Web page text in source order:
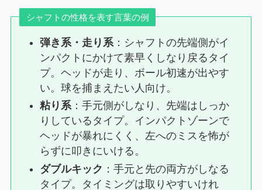
シャフトの性格を表す言葉の例
弾き系・走り系：シャフトの先端側がイ
ンパクトにかけて素早くしなり戻るタイ
プ。ヘッドが走り、ボール初速が出やす
い。球を捕まえたい人向け。
粘り系：手元側がしなり、先端はしっか
りしているタイプ。インパクトゾーンで
ヘッドが暴れにくく、左へのミスを怖が
らずに叩きにいける。
ダブルキック ：手元と先の両方がしなる
タイプ。タイミングは取りやすいけれ